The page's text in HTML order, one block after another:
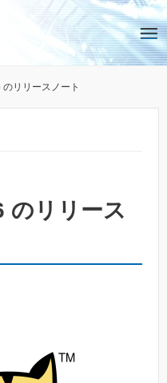
リリースノート
のリリース